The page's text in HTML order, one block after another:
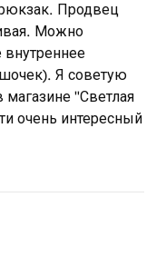
Продвец
Можно
Я советую
"Светлая
очень интересный